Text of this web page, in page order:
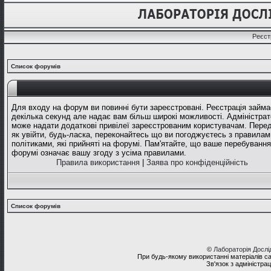
Список форумів
Для входу на форум ви повинні бути зареєстровані. Реєстрація
декілька секунд але надає вам більш широкі можливості.
може надати додаткові привілеї зареєстрованим користувачам.
як увійти, будь-ласка, переконайтесь що ви погоджуєтесь з
політиками, які прийняті на форумі. Пам'ятайте, що ваше
форумі означає вашу згоду з усіма правилами.
Правила використання
Заява про конфіденційність
Список форумів
© Лабораторія
При будь-якому використанні матеріалів
Зв'язок з